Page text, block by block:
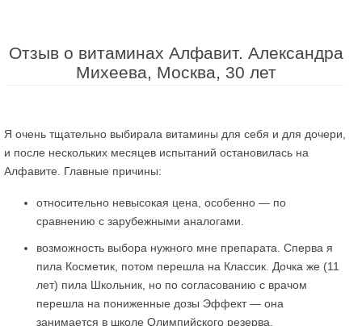
Отзыв о витаминах Алфавит. Александра
Михеева, Москва, 30 лет
Я очень тщательно выбирала витамины для себя и для дочери,
и после нескольких месяцев испытаний остановилась на
Алфавите. Главные причины:
относительно невысокая цена, особенно — по
сравнению с зарубежными аналогами.
возможность выбора нужного мне препарата. Сперва я
пила Косметик, потом перешла на Классик. Дочка же (11
лет) пила Школьник, но по согласованию с врачом
перешла на пониженные дозы Эффект — она
занимается в школе Олимпийского резерва.